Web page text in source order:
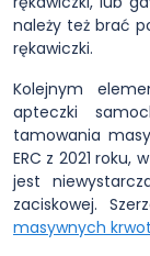
należy też brać
rękawiczki.
Kolejnym
apteczki
tamowania
ERC z 2021 roku,
jest
zaciskowej.
masywnych